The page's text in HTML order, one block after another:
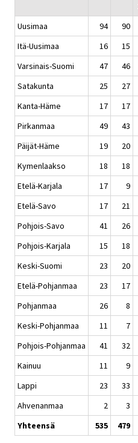
Uusimaa
94 90
Itä-Uusimaa
16 15
Varsinais-Suomi
47 46
Satakunta
25 27
Kanta-Häme
17 17
Pirkanmaa
49 43
Päijät-Häme
19 20
Kymenlaakso
18 18
Etelä-Karjala
17 9
Etelä-Savo
17 21
Pohjois-Savo
41 26
Pohjois-Karjala
15 18
Keski-Suomi
23 20
Etelä-Pohjanmaa
23 17
Pohjanmaa
26 8
Keski-Pohjanmaa
11 7
Pohjois-Pohjanmaa
41 32
Kainuu
11 9
Lappi
23 33
Ahvenanmaa
2 3
Yhteensä
535 479